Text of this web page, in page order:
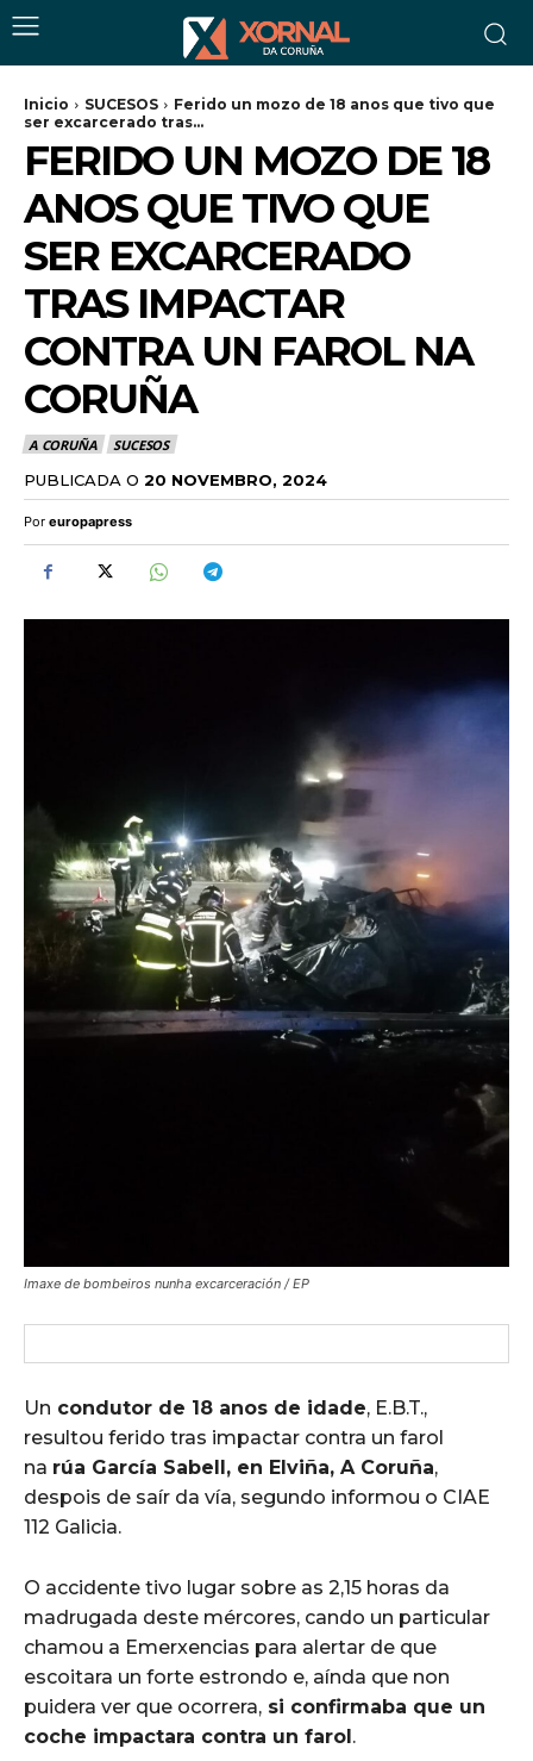
Inicio SUCESOS
Ferido un mozo de 18 anos que tivo que
ser excarcerado tras...
FERIDO UN MOZO DE 18
ANOS QUE TIVO QUE
SER EXCARCERADO
TRAS IMPACTAR
CONTRA UN FAROL NA
CORUÑA
A CORUÑA SUCESOS
PUBLICADA O 20 NOVEMBRO, 2024
Por europapress
Imaxe de bombeiros nunha excarceración / EP
Un condutor de 18 anos de idade, E.B.T.,
resultou ferido tras impactar contra un farol
na rúa García Sabell, en Elviña, A Coruña,
despois de saír da vía, segundo informou o CIAE
112 Galicia.
O accidente tivo lugar sobre as 2,15 horas da
madrugada deste mércores, cando un particular
chamou a Emerxencias para alertar de que
escoitara un forte estrondo e, aínda que non
puidera ver que ocorrera, si confirmaba que un
coche impactara contra un farol.